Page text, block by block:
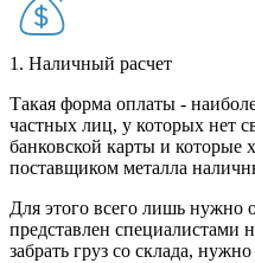
1. Наличный расчет
Такая форма оплаты -
частных лиц, у которых нет
банковской карты и которые
поставщиком металла
Для этого всего лишь нужно
представлен специалистами
забрать груз со склада,